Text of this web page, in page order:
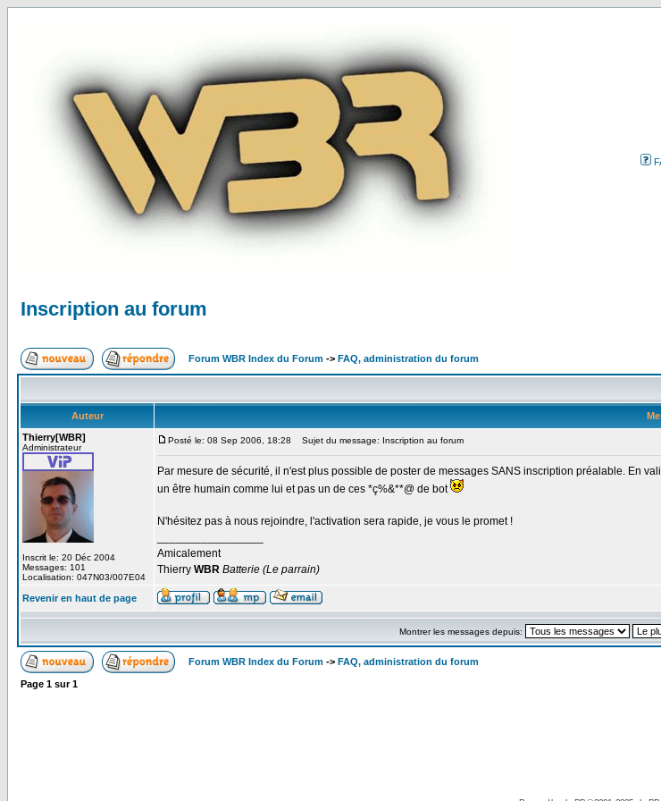
Inscription au forum
Forum WBR Index du Forum -> FAQ, administration du forum
Auteur
Thierry[WBR]
Administrateur
Inscrit le: 20 Déc 2004
Messages: 101
Localisation: 047N03/007E04
Posté le: 08 Sep 2006, 18:28 Sujet du message: Inscription au forum
Par mesure de sécurité, il n'est plus possible de poster de messages SANS inscription préalable. En
un être humain comme lui et pas un de ces *ç%&**@ de bot
N'hésitez pas à nous rejoindre, l'activation sera rapide, je vous le promet !
Amicalement
Thierry WBR Batterie (Le parrain)
Revenir en haut de page
Montrer les messages depuis:
Forum WBR Index du Forum -> FAQ, administration du forum
Page 1 sur1